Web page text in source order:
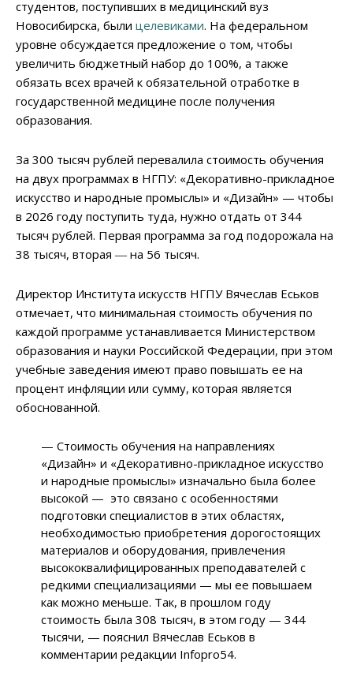
студентов, поступивших в медицинский вуз
Новосибирска, были целевиками. На федеральном
уровне обсуждается предложение о том, чтобы
увеличить бюджетный набор до 100%, а также
обязать всех врачей к обязательной отработке в
государственной медицине после получения
образования.
За 300 тысяч рублей перевалила стоимость обучения
на двух программах в НГПУ: «Декоративно-прикладное
искусство и народные промыслы» и «Дизайн» — чтобы
в 2026 году поступить туда, нужно отдать от 344
тысяч рублей. Первая программа за год подорожала на
38 тысяч, вторая ― на 56 тысяч.
Директор Института искусств НГПУ Вячеслав Еськов
отмечает, что минимальная стоимость обучения по
каждой программе устанавливается Министерством
образования и науки Российской Федерации, при этом
учебные заведения имеют право повышать ее на
процент инфляции или сумму, которая является
обоснованной.
— Стоимость обучения на направлениях
«Дизайн» и «Декоративно-прикладное искусство
и народные промыслы» изначально была более
высокой — это связано с особенностями
подготовки специалистов в этих областях,
необходимостью приобретения дорогостоящих
материалов и оборудования, привлечения
высококвалифицированных преподавателей с
редкими специализациями — мы ее повышаем
как можно меньше. Так, в прошлом году
стоимость была 308 тысяч, в этом году — 344
тысячи, — пояснил Вячеслав Еськов в
комментарии редакции Infopro54.